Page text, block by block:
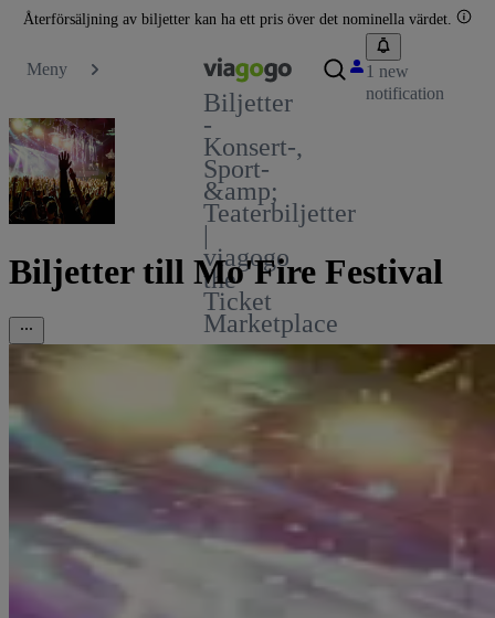
Återförsäljning av biljetter kan ha ett pris över det nominella värdet.
Meny
Biljetter
-
Konsert-,
Sport-
&amp;
Teaterbiljetter
|
viagogo
the
Ticket
Marketplace
1 new
notification
Biljetter till Mo'Fire Festival